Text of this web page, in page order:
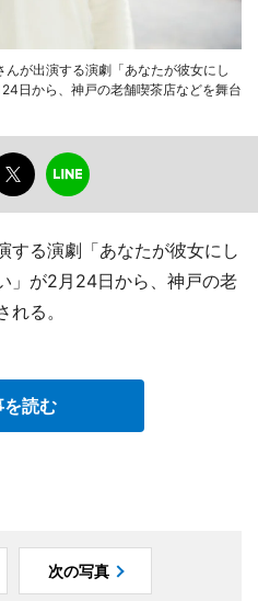
が出演する演劇「あなたが彼女にし
日から、神戸の老舗喫茶店などを舞台
する演劇「あなたが彼女にし
」が2月24日から、神戸の老
る。
を読む
次の写真